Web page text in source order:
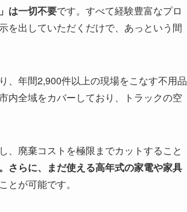
は一切不要です。すべて経験豊富なプロ
を出していただくだけで、あっという間
、年間2,900件以上の現場をこなす不用品
内全域をカバーしており、トラックの空
、廃棄コストを極限までカットすること
さらに、まだ使える高年式の家電や家具
が可能です。